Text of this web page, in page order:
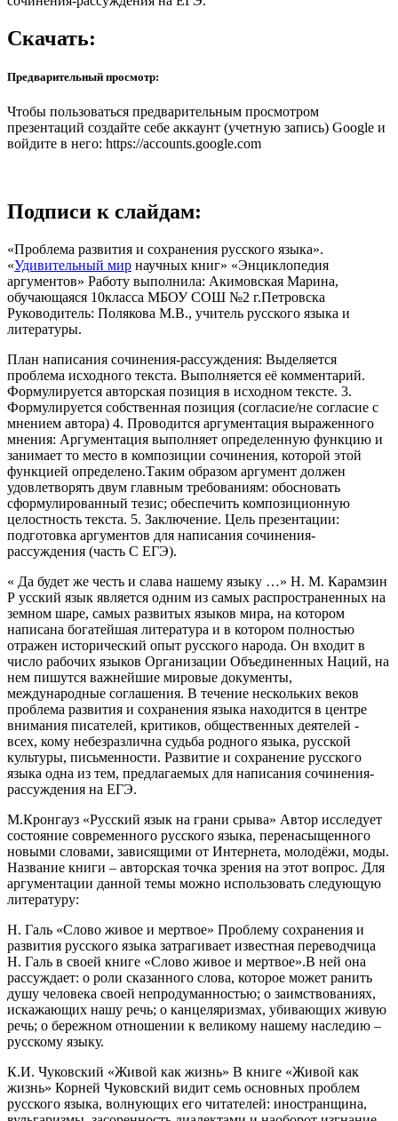
Скачать:
Предварительный просмотр:
Чтобы пользоваться предварительным просмотром
презентаций создайте себе аккаунт (учетную запись) Google и
войдите в него: https://accounts.google.com
Подписи к слайдам:
«Проблема развития и сохранения русского языка».
«Удивительный мир научных книг» «Энциклопедия
аргументов» Работу выполнила: Акимовская Марина,
обучающаяся 10класса МБОУ СОШ №2 г.Петровска
Руководитель: Полякова М.В., учитель русского языка и
литературы.
План написания сочинения-рассуждения: Выделяется
проблема исходного текста. Выполняется её комментарий.
Формулируется авторская позиция в исходном тексте. 3.
Формулируется собственная позиция (согласие/не согласие с
мнением автора) 4. Проводится аргументация выраженного
мнения: Аргументация выполняет определенную функцию и
занимает то место в композиции сочинения, которой этой
функцией определено.Таким образом аргумент должен
удовлетворять двум главным требованиям: обосновать
сформулированный тезис; обеспечить композиционную
целостность текста. 5. Заключение. Цель презентации:
подготовка аргументов для написания сочинения-
рассуждения (часть С ЕГЭ).
« Да будет же честь и слава нашему языку …» Н. М. Карамзин
Р усский язык является одним из самых распространенных на
земном шаре, самых развитых языков мира, на котором
написана богатейшая литература и в котором полностью
отражен исторический опыт русского народа. Он входит в
число рабочих языков Организации Объединенных Наций, на
нем пишутся важнейшие мировые документы,
международные соглашения. В течение нескольких веков
проблема развития и сохранения языка находится в центре
внимания писателей, критиков, общественных деятелей -
всех, кому небезразлична судьба родного языка, русской
культуры, письменности. Развитие и сохранение русского
языка одна из тем, предлагаемых для написания сочинения-
рассуждения на ЕГЭ.
М.Кронгауз «Русский язык на грани срыва» Автор исследует
состояние современного русского языка, перенасыщенного
новыми словами, зависящими от Интернета, молодёжи, моды.
Название книги – авторская точка зрения на этот вопрос. Для
аргументации данной темы можно использовать следующую
литературу:
Н. Галь «Слово живое и мертвое» Проблему сохранения и
развития русского языка затрагивает известная переводчица
Н. Галь в своей книге «Слово живое и мертвое».В ней она
рассуждает: о роли сказанного слова, которое может ранить
душу человека своей непродуманностью; о заимствованиях,
искажающих нашу речь; о канцеляризмах, убивающих живую
речь; о бережном отношении к великому нашему наследию –
русскому языку.
К.И. Чуковский «Живой как жизнь» В книге «Живой как
жизнь» Корней Чуковский видит семь основных проблем
русского языка, волнующих его читателей: иностранщина,